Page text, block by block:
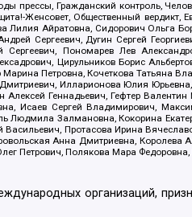
прессы, Гражданский контроль,
Женсовет, Общественный вердикт,
Айратовна, Сидорович Ольга
Сергеевич, Дугин Сергей
Пономарев Лев
Цирульников Борис
Петровна, Кочеткова Татьяна
Илларионова Юлия
Геннадьевич, Гефтер
Исаев Сергей Владимирович,
Людмила Залмановна, Кокорина
Протасова Ирина
Анна Дмитриевна, Королева
Петрович, Полякова Мара
организаций,